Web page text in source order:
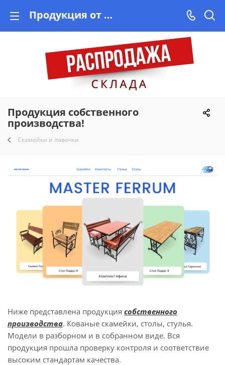
Продукция от Master Ferrum в Минске недорого на Vishop.by
Продукция собственного
производства!
Скамейки и лавочки
Ниже представлена продукция собственного
производства. Кованые скамейки, столы, стулья.
Модели в разборном и в собранном виде. Вся
продукция прошла проверку контроля и соответствие
высоким стандартам качества.